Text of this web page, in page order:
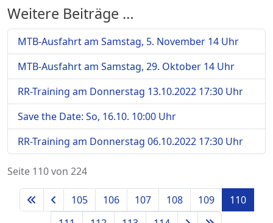
Weitere Beiträge …
MTB-Ausfahrt am Samstag, 5. November 14 Uhr
MTB-Ausfahrt am Samstag, 29. Oktober 14 Uhr
RR-Training am Donnerstag 13.10.2022 17:30 Uhr
Save the Date: So, 16.10. 10:00 Uhr
RR-Training am Donnerstag 06.10.2022 17:30 Uhr
Seite 110 von 224
105 106 107 108 109
110